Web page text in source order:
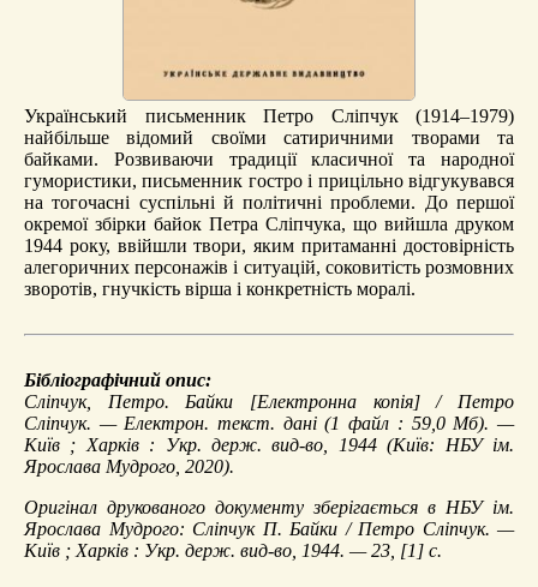
Український письменник Петро Сліпчук (1914–1979)
найбільше відомий своїми сатиричними творами та
байками. Розвиваючи традиції класичної та народної
гумористики, письменник гостро і прицільно відгукувався
на тогочасні суспільні й політичні проблеми. До першої
окремої збірки байок Петра Сліпчука, що вийшла друком
1944 року, ввійшли твори, яким притаманні достовірність
алегоричних персонажів і ситуацій, соковитість розмовних
зворотів, гнучкість вірша і конкретність моралі.
Бібліографічний опис:
Сліпчук, Петро. Байки [Електронна копія] / Петро
Сліпчук. — Електрон. текст. дані (1 файл : 59,0 Мб). —
Київ ; Харків : Укр. держ. вид-во, 1944 (Київ: НБУ ім.
Ярослава Мудрого, 2020).
Оригінал друкованого документу зберігається в НБУ ім.
Ярослава Мудрого: Сліпчук П. Байки / Петро Сліпчук. —
Київ ; Харків : Укр. держ. вид-во, 1944. — 23, [1] с.